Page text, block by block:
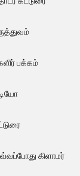
பக்கம்
கிளாமர்